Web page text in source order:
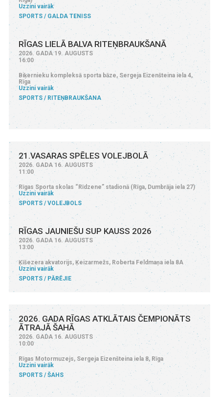
Uzzini vairāk
SPORTS
GALDA TENISS
RĪGAS LIELĀ BALVA RITEŅBRAUKŠANĀ
2026. GADA 19. AUGUSTS
16:00
Biķernieku kompleksā sporta bāze, Sergeja Eizenšteina iela 4,
Rīga
Uzzini vairāk
SPORTS
RITEŅBRAUKŠANA
21.VASARAS SPĒLES VOLEJBOLĀ
2026. GADA 16. AUGUSTS
11:00
Rīgas Sporta skolas “Rīdzene” stadionā (Rīga, Dumbrāja iela 27)
Uzzini vairāk
SPORTS
VOLEJBOLS
RĪGAS JAUNIEŠU SUP KAUSS 2026
2026. GADA 16. AUGUSTS
13:00
Ķīšezera akvatorijs, Ķeizarmežs, Roberta Feldmaņa iela 8A
Uzzini vairāk
SPORTS
PĀRĒJIE
2026. GADA RĪGAS ATKLĀTAIS ČEMPIONĀTS
ĀTRAJĀ ŠAHĀ
2026. GADA 16. AUGUSTS
10:00
Rīgas Motormuzejs, Sergeja Eizenšteina iela 8, Rīga
Uzzini vairāk
SPORTS
ŠAHS